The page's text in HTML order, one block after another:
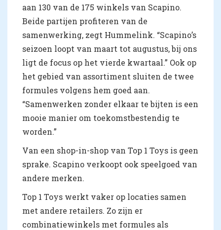
aan 130 van de 175 winkels van Scapino.
Beide partijen profiteren van de
samenwerking, zegt Hummelink. “Scapino’s
seizoen loopt van maart tot augustus, bij ons
ligt de focus op het vierde kwartaal.” Ook op
het gebied van assortiment sluiten de twee
formules volgens hem goed aan.
“Samenwerken zonder elkaar te bijten is een
mooie manier om toekomstbestendig te
worden.”
Van een shop-in-shop van Top 1 Toys is geen
sprake. Scapino verkoopt ook speelgoed van
andere merken.
Top 1 Toys werkt vaker op locaties samen
met andere retailers. Zo zijn er
combinatiewinkels met formules als